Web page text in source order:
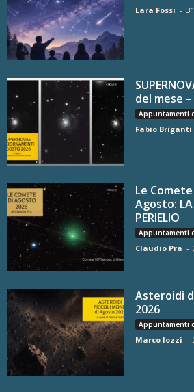
Lara Fossi -
del mese
Appuntamenti
Fabio Briganti
Le
Agosto: LA
PERIELIO
Appuntamenti
Claudio Pra -
Asteroidi
2026
Appuntamenti
Marco Iozzi -